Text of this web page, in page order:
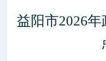
益阳市2026